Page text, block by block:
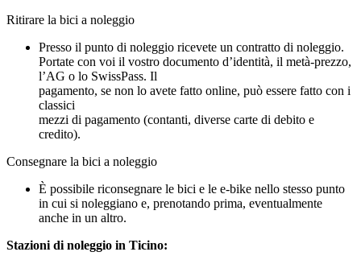
Ritirare la bici a noleggio
Presso il punto di noleggio ricevete un contratto di noleggio.
Portate con voi il vostro documento d’identità, il metà-prezzo,
l’AG o lo SwissPass. Il
pagamento, se non lo avete fatto online, può essere fatto con i
classici
mezzi di pagamento (contanti, diverse carte di debito e
credito).
Consegnare la bici a noleggio
È possibile riconsegnare le bici e le e-bike nello stesso punto
in cui si noleggiano e, prenotando prima, eventualmente
anche in un altro.
Stazioni di noleggio in Ticino: